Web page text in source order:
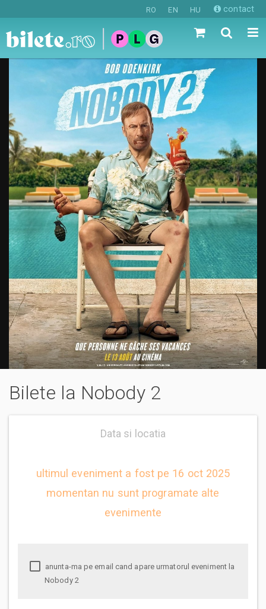
RO EN HU contact
Bilete la Nobody 2
Data si locatia
ultimul eveniment a fost pe 16 oct 2025
momentan nu sunt programate alte
evenimente
Nobody 2